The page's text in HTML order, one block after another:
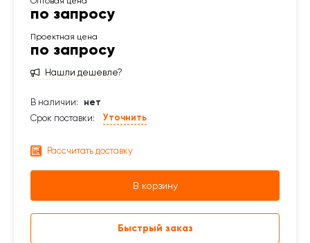
по запросу
по запросу
Нашли дешевле?
В наличии:
нет
Срок поставки:
Уточнить
Рассчитать доставку
В корзину
Быстрый заказ